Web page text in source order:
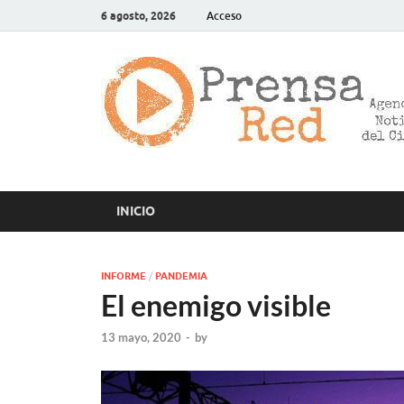
6 agosto, 2026 Acceso
INICIO
INFORME / PANDEMIA
El enemigo visible
13 mayo, 2020 - by